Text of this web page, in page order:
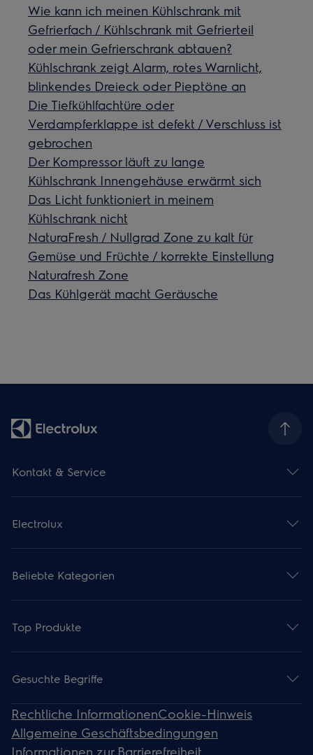
Wie kann ich meinen Kühlschrank mit
Gefrierfach / Kühlschrank mit Gefrierteil
oder mein Gefrierschrank abtauen?
Kühlschrank zeigt Alarm, rotes Warnlicht,
blinkendes Dreieck oder Pieptöne an
Die Tiefkühlfachtüre oder
Verdampferklappe ist defekt / Verschluss ist
gebrochen
Der Kompressor läuft zu lange
Kühlschrank Innengehäuse erwärmt sich
Das Licht funktioniert in meinem
Kühlschrank nicht
NaturaFresh / Nullgrad Zone zu kalt für
Gemüse und Früchte / korrekte Einstellung
Naturafresh Zone
Das Kühlgerät macht Geräusche
Kontakt & Service
Electrolux
Beliebte Kategorien
Top Produkte
Gesuchte Begriffe
Rechtliche InformationenCookie-Hinweis
Allgemeine Geschäftsbedingungen
Informationen zur Barrierefreiheit